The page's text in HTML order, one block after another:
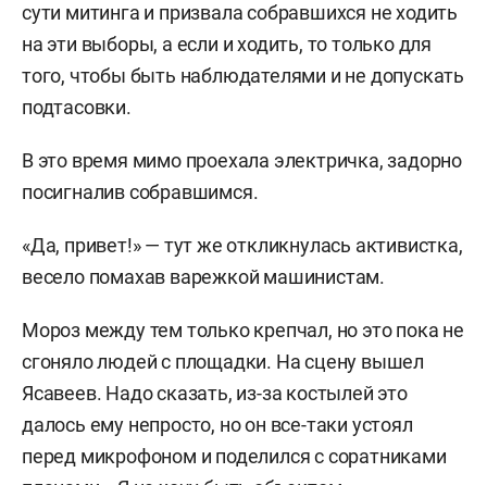
сути митинга и призвала собравшихся не ходить
на эти выборы, а если и ходить, то только для
того, чтобы быть наблюдателями и не допускать
подтасовки.
В это время мимо проехала электричка, задорно
посигналив собравшимся.
«Да, привет!» — тут же откликнулась активистка,
весело помахав варежкой машинистам.
Мороз между тем только крепчал, но это пока не
сгоняло людей с площадки. На сцену вышел
Ясавеев. Надо сказать, из-за костылей это
далось ему непросто, но он все-таки устоял
перед микрофоном и поделился с соратниками